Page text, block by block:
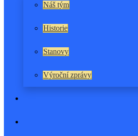
Náš tým
Historie
Stanovy
Výroční zprávy